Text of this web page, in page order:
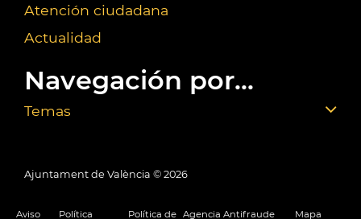
Atención ciudadana
Actualidad
Navegación por...
Temas
Ajuntament de València © 2026
Aviso Política Política de Agencia Antifraude Mapa